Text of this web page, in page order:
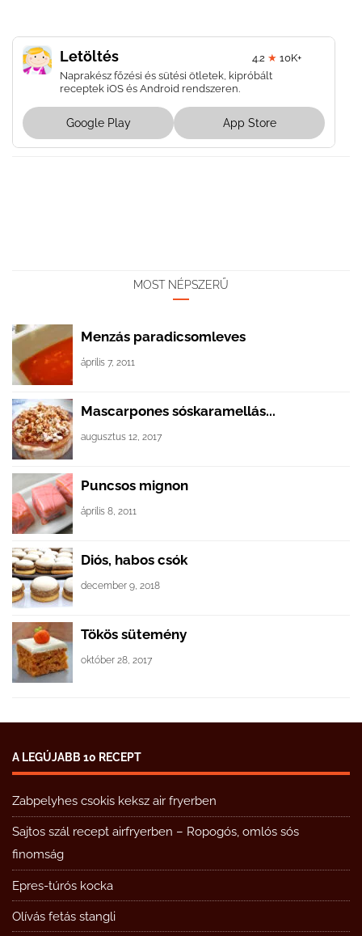
Letöltés 4.2 ★ 10K+
Naprakész főzési és sütési ötletek, kipróbált
receptek iOS és Android rendszeren.
Google Play App Store
MOST NÉPSZERŰ
Menzás paradicsomleves
április 7, 2011
Mascarpones sóskaramellás...
augusztus 12, 2017
Puncsos mignon
április 8, 2011
Diós, habos csók
december 9, 2018
Tökös sütemény
október 28, 2017
A LEGÚJABB 10 RECEPT
Zabpelyhes csokis keksz air fryerben
Sajtos szál recept airfryerben – Ropogós, omlós sós
finomság
Epres-túrós kocka
Olívás fetás stangli